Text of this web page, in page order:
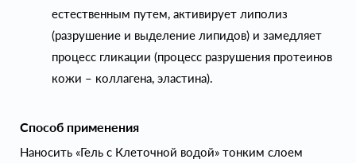
естественным путем, активирует липолиз
(разрушение и выделение липидов) и замедляет
процесс гликации (процесс разрушения протеинов
кожи – коллагена, эластина).
Способ применения
Наносить «Гель с Клеточной водой» тонким слоем